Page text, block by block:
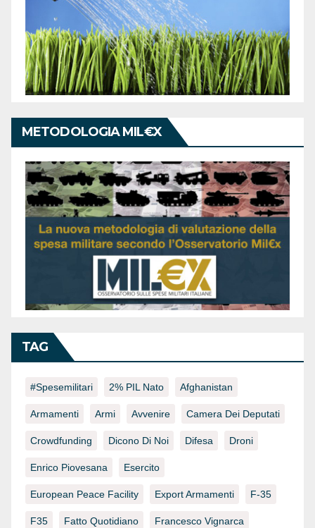
METODOLOGIA MIL€X
TAG
#spesemilitari 2% PIL Nato Afghanistan
Armamenti Armi Avvenire Camera Dei Deputati
Crowdfunding Dicono Di Noi Difesa Droni
Enrico Piovesana Esercito
European Peace Facility Export Armamenti F-35
F35 Fatto Quotidiano Francesco Vignarca